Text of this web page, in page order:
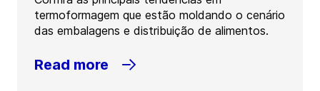
termoformagem que estão moldando o cenário
das embalagens e distribuição de alimentos.
Read more